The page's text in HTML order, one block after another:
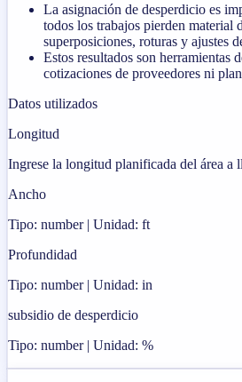
La asignación de desperdicio es
todos los trabajos pierden material
superposiciones, roturas y ajustes
Estos resultados son herramientas
cotizaciones de proveedores ni
Datos utilizados
Longitud
Ingrese la longitud planificada del área a
Ancho
Tipo: number | Unidad: ft
Profundidad
Tipo: number | Unidad: in
subsidio de desperdicio
Tipo: number | Unidad: %